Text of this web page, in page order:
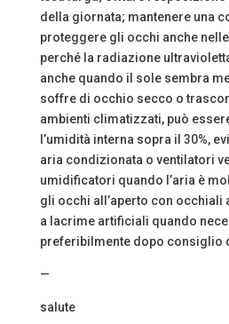
della giornata; mantenere una
proteggere gli occhi anche
perché la radiazione
anche quando il sole sembra
soffre di occhio secco o
ambienti climatizzati, può
l’umidità interna sopra il 30%,
aria condizionata o ventilatori
umidificatori quando l’aria è
gli occhi all’aperto con
a lacrime artificiali quando
preferibilmente dopo consiglio
—
salute